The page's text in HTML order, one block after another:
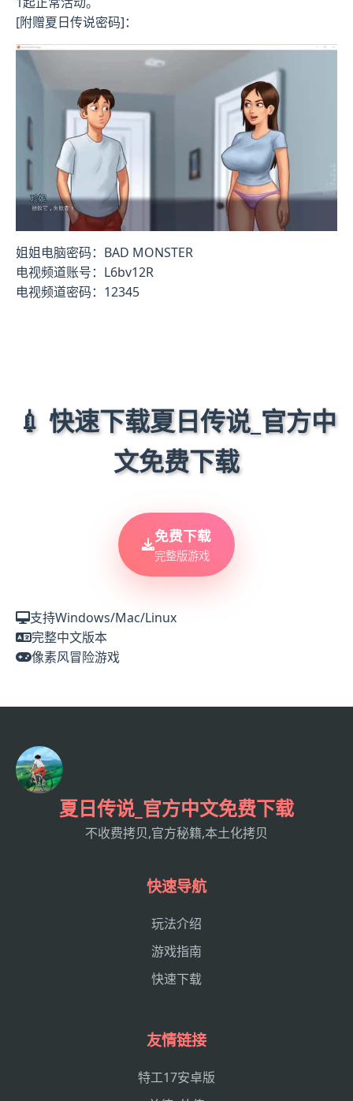
[附赠夏日传说密码]：
姐姐电脑密码：BAD MONSTER
电视频道账号：L6bv12R
电视频道密码：12345
💉 快速下载夏日传说_官方中
文免费下载
免费下载
完整版游戏
支持Windows/Mac/Linux
完整中文版本
像素风冒险游戏
夏日传说_官方中文免费下载
不收费拷贝,官方秘籍,本土化拷贝
快速导航
玩法介绍
游戏指南
快速下载
友情链接
特工17安卓版